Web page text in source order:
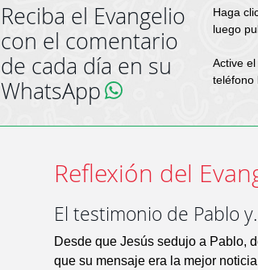
Reciba el Evangelio
con el comentario
de cada día en su
WhatsApp
Haga
luego
Active el
teléfono
Reflexión del
El testimonio de Pablo
Desde que Jesús sedujo a Pablo,
que su mensaje era la mejor